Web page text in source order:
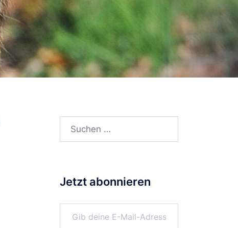
Suchen
Jetzt abonnieren
Gib deine E-Mail-Adresse ein ...